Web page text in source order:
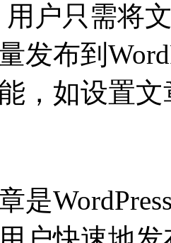
用户只需将
发布到
，如设置
是